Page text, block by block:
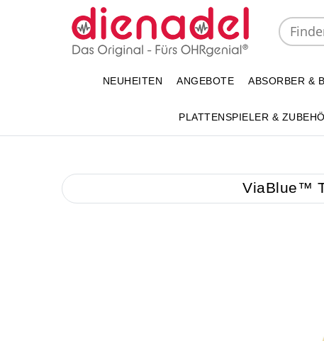
NEUHEITEN ANGEBOTE ABSORBER &
PLATTENSPIELER &
ViaBlue™